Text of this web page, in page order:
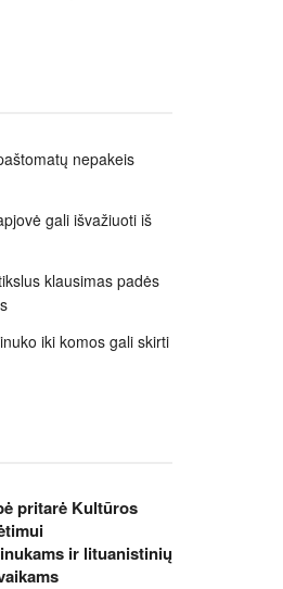
nepakeis
gali išvažiuoti iš
klausimas padės
iki komos gali skirti
pritarė Kultūros
ir lituanistinių